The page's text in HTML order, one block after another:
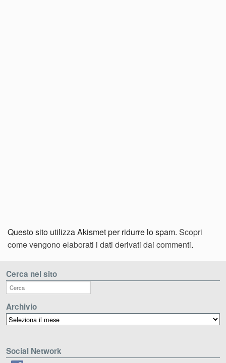
Questo sito utilizza Akismet per ridurre lo spam. Scopri
come vengono elaborati i dati derivati dai commenti.
Cerca nel sito
Archivio
Archivio
Social Network